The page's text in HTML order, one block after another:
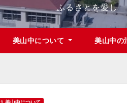
ふるさとを愛し
美山中について 美山中の